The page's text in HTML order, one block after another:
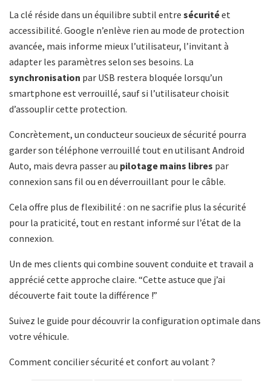
La clé réside dans un équilibre subtil entre sécuritéet
accessibilité. Google n’enlève rien au mode de protection
avancée, mais informe mieux l’utilisateur, l’invitant à
adapter les paramètres selon ses besoins. La
synchronisation par USB restera bloquée lorsqu’un
smartphone est verrouillé, sauf si l’utilisateur choisit
d’assouplir cette protection.
Concrètement, un conducteur soucieux de sécurité pourra
garder son téléphone verrouillé tout en utilisant Android
Auto, mais devra passer au pilotage mains libres par
connexion sans fil ou en déverrouillant pour le câble.
Cela offre plus de flexibilité : on ne sacrifie plus la sécurité
pour la praticité, tout en restant informé sur l’état de la
connexion.
Un de mes clients qui combine souvent conduite et travail a
apprécié cette approche claire. “Cette astuce que j’ai
découverte fait toute la différence !”
Suivez le guide pour découvrir la configuration optimale dans
votre véhicule.
Comment concilier sécurité et confort au volant ?